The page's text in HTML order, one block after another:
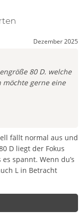
Dezember 2025
80 D. welche
möchte gerne eine
fällt normal aus und
D liegt der Fokus
spannt. Wenn du’s
L in Betracht